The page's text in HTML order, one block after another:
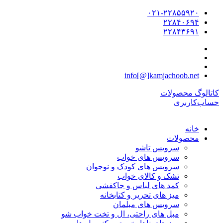
۰۲۱-۲۲۸۵۵۹۲۰
۲۲۸۴۰۶۹۴
۲۲۸۴۳۶۹۱
info[@]kamjachoob.net
کاتالوگ محصولات
حساب‌کاربری
خانه
محصولات
سرویس تاشو
سرویس های خواب
سرویس های کودک و نوجوان
تشک و کالای خواب
کمد های لباس و جاکفشی
میز های تحریر و کتابخانه
سرویس های مبلمان
مبل های راحتی، ال و تخت خواب شو